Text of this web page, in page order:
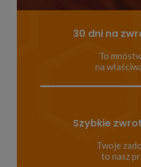
30 dni na
To
na
Szybkie
Twoje
to nasz